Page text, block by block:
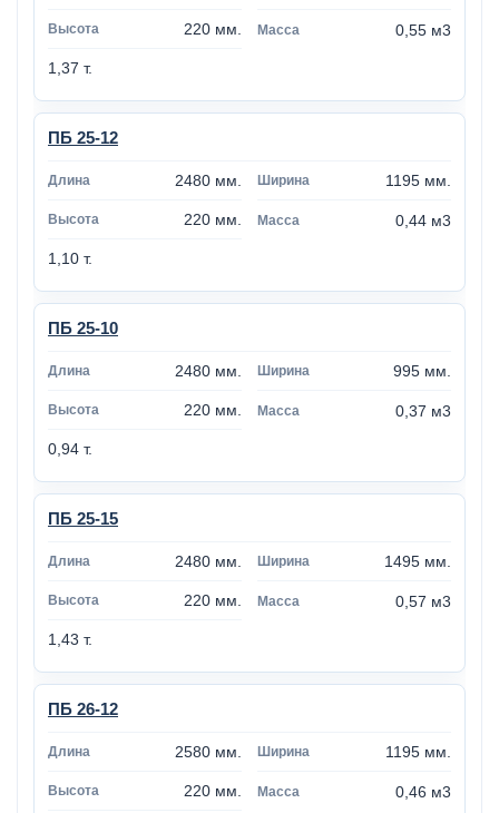
220 мм. 0,55 м3
1,37 т.
ПБ 25-12
2480 мм. 1195 мм.
220 мм. 0,44 м3
1,10 т.
ПБ 25-10
2480 мм. 995 мм.
220 мм. 0,37 м3
0,94 т.
ПБ 25-15
2480 мм. 1495 мм.
220 мм. 0,57 м3
1,43 т.
ПБ 26-12
2580 мм. 1195 мм.
220 мм. 0,46 м3